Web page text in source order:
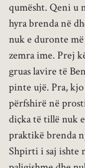
qumësht. Qeni u
hyra brenda në
nuk e duronte
zemra ime. Prej
gruas lavire të
pinte ujë. Pra,
përfshirë në
diçka të tillë nuk
praktikë brenda
Shpirti i saj ishte